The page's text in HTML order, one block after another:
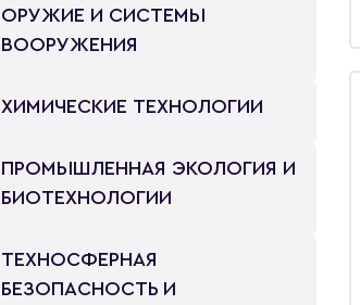
ОРУЖИЕ И СИСТЕМЫ
ВООРУЖЕНИЯ
ХИМИЧЕСКИЕ ТЕХНОЛОГИИ
ПРОМЫШЛЕННАЯ ЭКОЛОГИЯ И
БИОТЕХНОЛОГИИ
ТЕХНОСФЕРНАЯ
БЕЗОПАСНОСТЬ И